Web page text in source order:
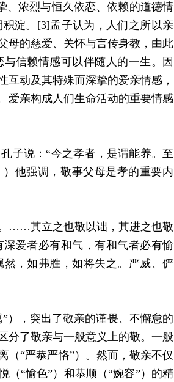
、浓烈与恒久依恋、依赖的道德情
淀。[3]孟子认为，人们之所以亲
母的慈爱、关怀与言传身教，由此
信赖情感可以伴随人的一生。因
互动及其特殊而深挚的爱亲情感，
爱亲构成人们生命活动的重要情感
子说：“今之孝者，是谓能养。至
他强调，敬事父母是孝的重要内
……其立之也敬以诎，其进之也敬
爱者必有和气，有和气者必有愉
，如弗胜，如将失之。严威、俨
），突出了敬亲的谨畏、不懈怠的
分了敬亲与一般意义上的敬。一般
（“严恭严恪”）。然而，敬亲不仅
（“愉色”）和恭顺（“婉容”）的精